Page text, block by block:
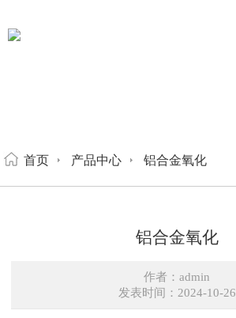
首页 产品中心 铝合金氧化
铝合金氧化
作者：admin
发表时间：2024-10-26